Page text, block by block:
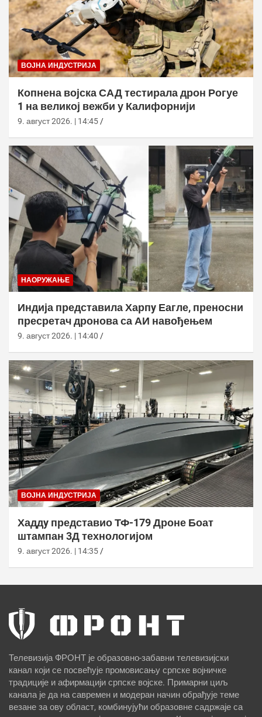
ВОЈНА ИНДУСТРИЈА
Копнена војска САД тестирала дрон Рогуе
1 на великој вежби у Калифорнији
9. август 2026. | 14:45
НАОРУЖАЊЕ
Индија представила Харпy Еагле, преносни
пресретач дронова са АИ навођењем
9. август 2026. | 14:40
ВОЈНА ИНДУСТРИЈА
Хаддy представио ТФ-179 Дроне Боат
штампан 3Д технологијом
9. август 2026. | 14:35
Телевизија ФРОНТ је образовно-забавни телевизијски
канал који се посвећује промовисању српске војничке
традиције и афирмацији српске војске. Примарни циљ
канала је да на савремен и модеран начин обрађује теме
везане за ову област, комбинујући образовне садржаје са